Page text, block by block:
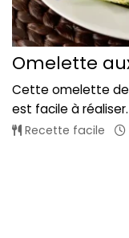
Omelette
Cette omelette de
est facile à réaliser.
Recette facile